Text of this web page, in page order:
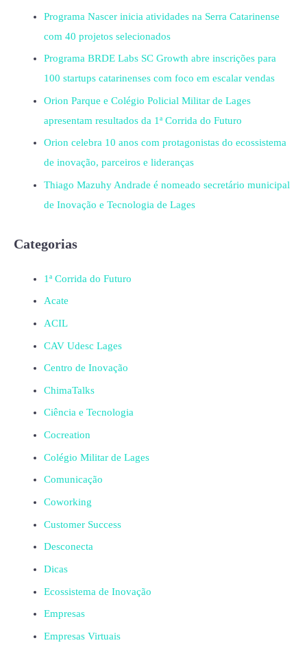
Programa Nascer inicia atividades na Serra Catarinense
com 40 projetos selecionados
Programa BRDE Labs SC Growth abre inscrições para
100 startups catarinenses com foco em escalar vendas
Orion Parque e Colégio Policial Militar de Lages
apresentam resultados da 1ª Corrida do Futuro
Orion celebra 10 anos com protagonistas do ecossistema
de inovação, parceiros e lideranças
Thiago Mazuhy Andrade é nomeado secretário municipal
de Inovação e Tecnologia de Lages
Categorias
1ª Corrida do Futuro
Acate
ACIL
CAV Udesc Lages
Centro de Inovação
ChimaTalks
Ciência e Tecnologia
Cocreation
Colégio Militar de Lages
Comunicação
Coworking
Customer Success
Desconecta
Dicas
Ecossistema de Inovação
Empresas
Empresas Virtuais